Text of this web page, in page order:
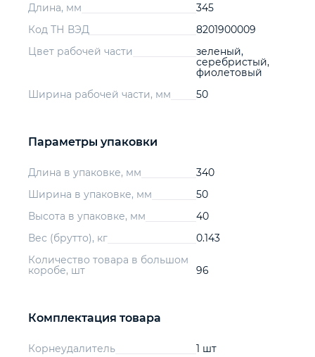
Длина, мм
345
Код ТН ВЭД
8201900009
Цвет рабочей части
зеленый,
серебристый,
фиолетовый
Ширина рабочей части, мм
50
Параметры упаковки
Длина в упаковке, мм
340
Ширина в упаковке, мм
50
Высота в упаковке, мм
40
Вес (брутто), кг
0.143
Количество товара в большом
коробе, шт
96
Комплектация товара
Корнеудалитель 1 шт